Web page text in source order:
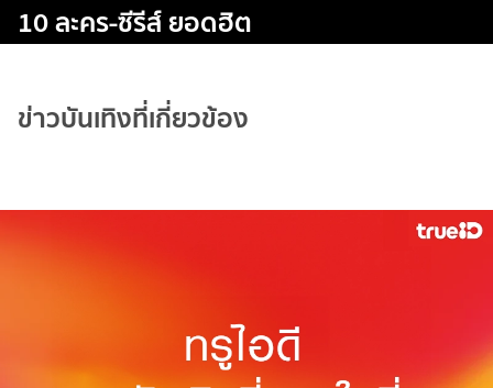
10 ละคร-ซีรีส์ ยอดฮิต
ข่าวบันเทิงที่เกี่ยวข้อง